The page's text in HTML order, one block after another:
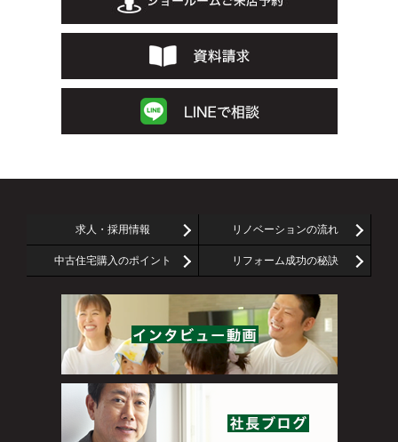
求人・採用情報 リノベーションの流れ
中古住宅購入のポイント リフォーム成功の秘訣